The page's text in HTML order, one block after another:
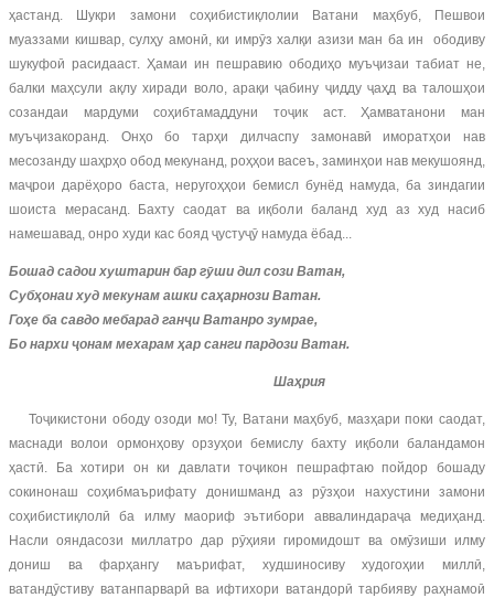
ҳастанд. Шукри замони соҳибистиқлолии Ватани маҳбуб, Пешвои
муаззами кишвар, сулҳу амонӣ, ки имрӯз халқи азизи ман ба ин ободиву
шукуфоӣ расидааст. Ҳамаи ин пешравию ободиҳо муъҷизаи табиат не,
балки маҳсули ақлу хиради воло, арақи ҷабину ҷидду ҷаҳд ва талошҳои
созандаи мардуми соҳибтамаддуни тоҷик аст. Ҳамватанони ман
муъҷизакоранд. Онҳо бо тарҳи дилчаспу замонавӣ иморатҳои нав
месозанду шаҳрҳо обод мекунанд, роҳҳои васеъ, заминҳои нав мекушоянд,
маҷрои дарёҳоро баста, неругоҳҳои бемисл бунёд намуда, ба зиндагии
шоиста мерасанд. Бахту саодат ва иқболи баланд худ аз худ насиб
намешавад, онро худи кас бояд ҷустуҷӯ намуда ёбад...
Бошад садои хуштарин бар гӯши дил сози Ватан,
Субҳонаи худ мекунам ашки саҳарнози Ватан.
Гоҳе ба савдо мебарад ганҷи Ватанро зумрае,
Бо нархи ҷонам мехарам ҳар санги пардози Ватан.
Шаҳрия
Тоҷикистони ободу озоди мо! Ту, Ватани маҳбуб, мазҳари поки саодат,
маснади волои ормонҳову орзуҳои бемислу бахту иқболи баландамон
ҳастӣ. Ба хотири он ки давлати тоҷикон пешрафтаю пойдор бошаду
сокинонаш соҳибмаърифату донишманд аз рӯзҳои нахустини замони
соҳибистиқлолӣ ба илму маориф эътибори аввалиндараҷа медиҳанд.
Насли ояндасози миллатро дар рӯҳияи гиромидошт ва омӯзиши илму
дониш ва фарҳангу маърифат, худшиносиву худогоҳии миллӣ,
ватандӯстиву ватанпарварӣ ва ифтихори ватандорӣ тарбияву раҳнамоӣ